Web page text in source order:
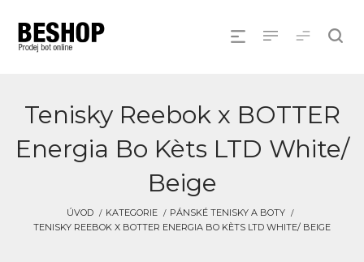
Tenisky Reebok x BOTTER
Energia Bo Kèts LTD White/
Beige
ÚVOD KATEGORIE
PÁNSKÉ TENISKY A BOTY
TENISKY REEBOK X BOTTER ENERGIA BO KÈTS LTD WHITE/ BEIGE